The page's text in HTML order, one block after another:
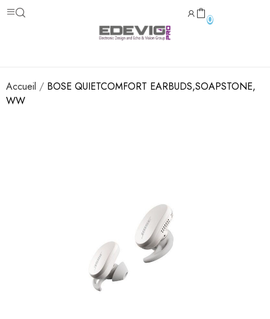
0
Accueil
BOSE QUIETCOMFORT EARBUDS,SOAPSTONE,
WW